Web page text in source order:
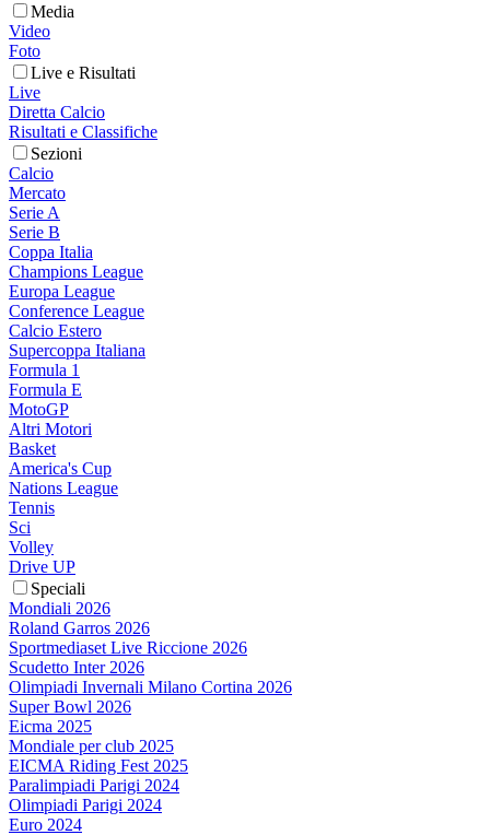
Media
Video
Foto
Live e Risultati
Live
Diretta Calcio
Risultati e Classifiche
Sezioni
Calcio
Mercato
Serie A
Serie B
Coppa Italia
Champions League
Europa League
Conference League
Calcio Estero
Supercoppa Italiana
Formula 1
Formula E
MotoGP
Altri Motori
Basket
America's Cup
Nations League
Tennis
Sci
Volley
Drive UP
Speciali
Mondiali 2026
Roland Garros 2026
Sportmediaset Live Riccione 2026
Scudetto Inter 2026
Olimpiadi Invernali Milano Cortina 2026
Super Bowl 2026
Eicma 2025
Mondiale per club 2025
EICMA Riding Fest 2025
Paralimpiadi Parigi 2024
Olimpiadi Parigi 2024
Euro 2024